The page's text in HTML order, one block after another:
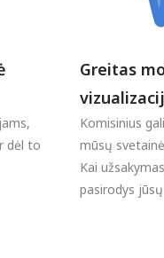
dėl to
Greitas
Komisinius
mūsų
Kai
pasirodys